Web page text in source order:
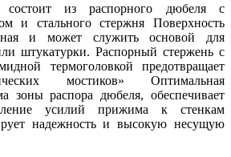
состоит из распорного дюбеля с
и стального стержня Поверхность
и может служить основой для
штукатурки. Распорный стержень с
термоголовкой предотвращает
мостиков» Оптимальная
зоны распора дюбеля, обеспечивает
усилий прижима к стенкам
надежность и высокую несущую